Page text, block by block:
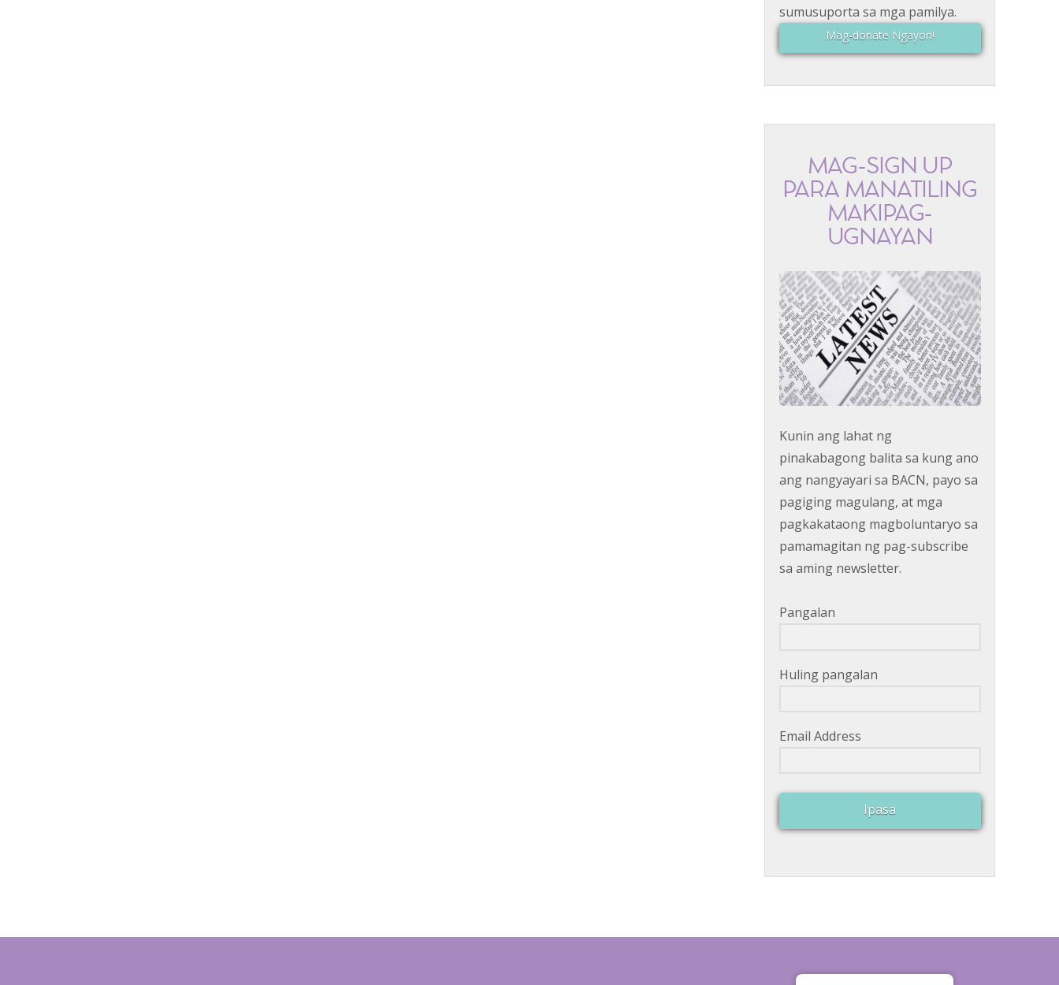
sumusuporta sa mga pamilya.
Mag-donate Ngayon!
MAG-SIGN UP
PARA MANATILING
MAKIPAG-
UGNAYAN
Kunin ang lahat ng
pinakabagong balita sa kung ano
ang nangyayari sa BACN, payo sa
pagiging magulang, at mga
pagkakataong magboluntaryo sa
pamamagitan ng pag-subscribe
sa aming newsletter.
Pangalan
Huling pangalan
Email Address
Ipasa